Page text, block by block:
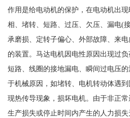
作用是给电动机的保护，在电动机出
相、堵转、短路、过压、欠压、漏电(
承磨损、定转子偏心、外部故障、来
的装置。马达电机因电性原因出现过
短路、线圈的接地漏电、瞬间过电压
于机械原因，如堵转、电机转动体遇
现热传导现象，损坏电机。由于非正
生产损失或停止时间内产生的人力损